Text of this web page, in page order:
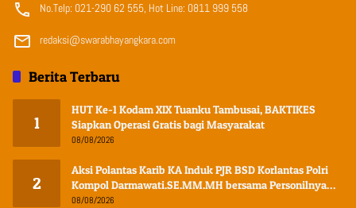
No.Telp: 021-290 62 555, Hot Line: 0811 999 558
redaksi@swarabhayangkara.com
Berita Terbaru
1
HUT Ke-1 Kodam XIX Tuanku Tambusai, BAKTIKES
Siapkan Operasi Gratis bagi Masyarakat
08/08/2026
2
Aksi Polantas Karib KA Induk PJR BSD Korlantas Polri
Kompol Darmawati.SE.MM.MH bersama Personilnya
Membagikan Bendera Merah Putih Berserta Tiangnya
08/08/2026